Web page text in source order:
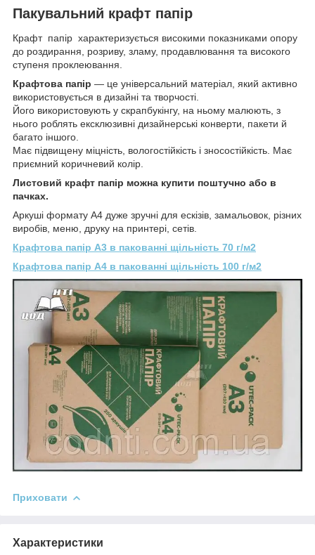
Пакувальний крафт папір
Крафт папір характеризується високими показниками опору
до роздирання, розриву, зламу, продавлювання та високого
ступеня проклеювання.
Крафтова папір — це універсальний матеріал, який активно
використовується в дизайні та творчості.
Його використовують у скрапбукінгу, на ньому малюють, з
нього роблять ексклюзивні дизайнерські конверти, пакети й
багато іншого.
Має підвищену міцність, вологостійкість і зносостійкість. Має
приємний коричневий колір.
Листовий крафт папір можна купити поштучно або в
пачках.
Аркуші формату А4 дуже зручні для ескізів, замальовок, різних
виробів, меню, друку на принтері, сетів.
Крафтова папір А3 в пакованні щільність 70 г/м2
Крафтова папір А4 в пакованні щільність 100 г/м2
Приховати
Характеристики